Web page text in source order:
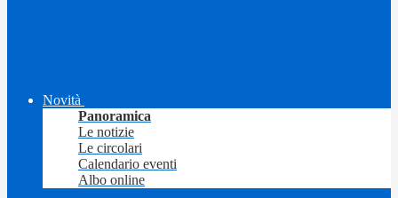
Novità
Panoramica
Le notizie
Le circolari
Calendario eventi
Albo online